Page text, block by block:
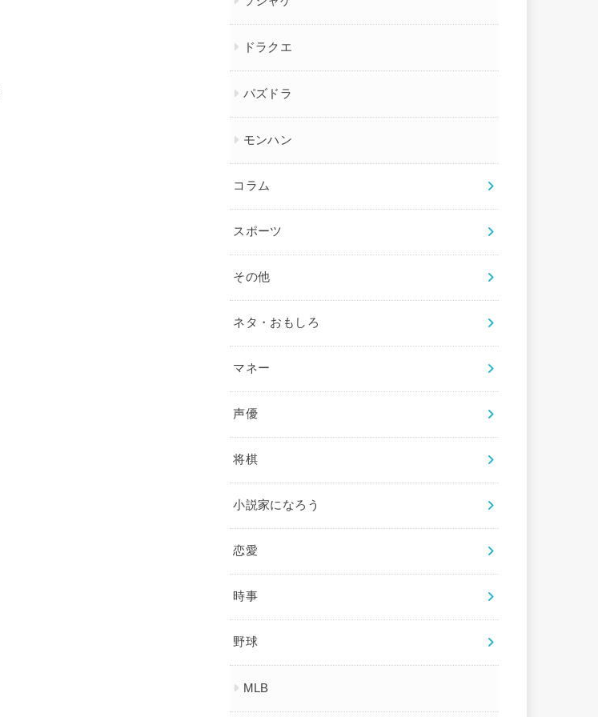
ドラクエ
パズドラ
モンハン
コラム
スポーツ
その他
ネタ・おもしろ
マネー
声優
将棋
小説家になろう
恋愛
時事
野球
MLB